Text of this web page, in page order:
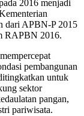
2016 menjadi
dari APBN-P 2015
RAPBN 2016.
pembangunan
untuk
sektor
pangan,
pariwisata.